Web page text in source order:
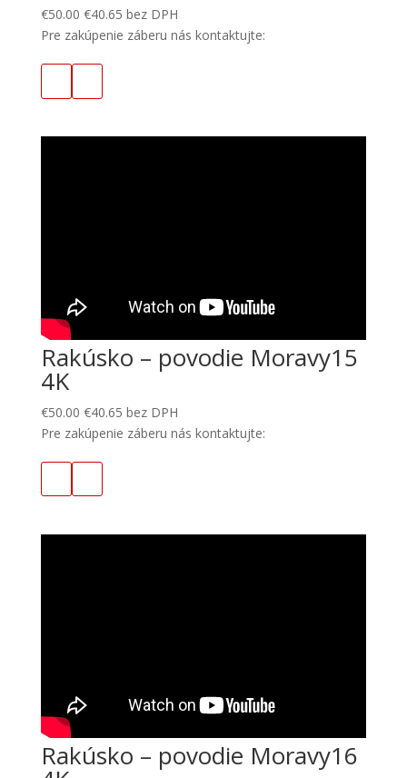
€50.00 €40.65 bez DPH
Pre zakúpenie záberu nás kontaktujte:
Rakúsko – povodie Moravy15
4K
€50.00 €40.65 bez DPH
Pre zakúpenie záberu nás kontaktujte:
Rakúsko – povodie Moravy16